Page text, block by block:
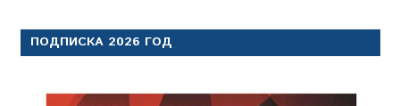
ПОДПИСКА 2026 ГОД